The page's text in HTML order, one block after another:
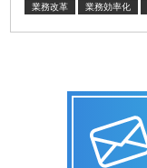
業務改革 業務効率化